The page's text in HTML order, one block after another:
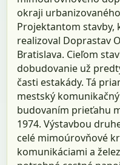
okraji
Projektantom stavby,
realizoval Doprastav
Bratislava. Cieľom
dobudovanie už
časti estakády. Tá
mestský
budovaním prieťahu
1974. Výstavbou
celé mimoúrovňové
komunikáciami a